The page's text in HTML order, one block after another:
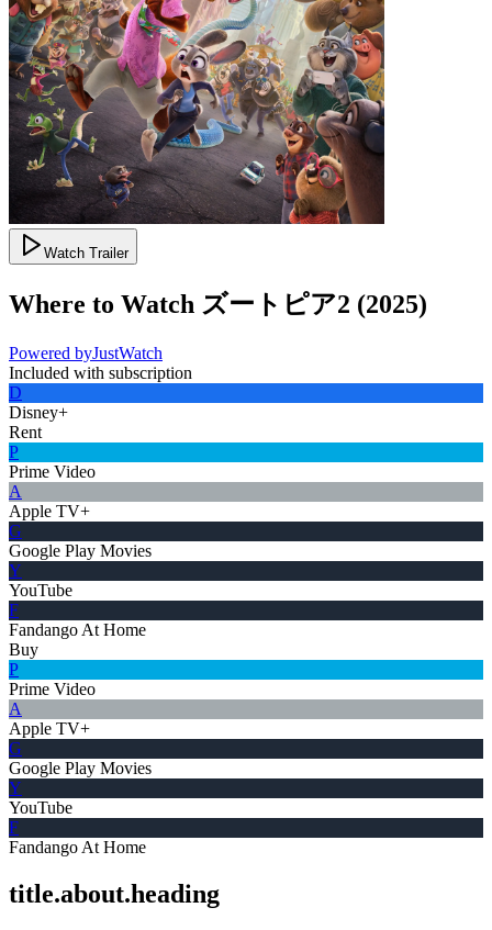
Watch Trailer
Where to Watch ズートピア2 (2025)
Powered byJustWatch
Included with subscription
D
Disney+
Rent
P
Prime Video
A
Apple TV+
G
Google Play Movies
Y
YouTube
F
Fandango At Home
Buy
P
Prime Video
A
Apple TV+
G
Google Play Movies
Y
YouTube
F
Fandango At Home
title.about.heading